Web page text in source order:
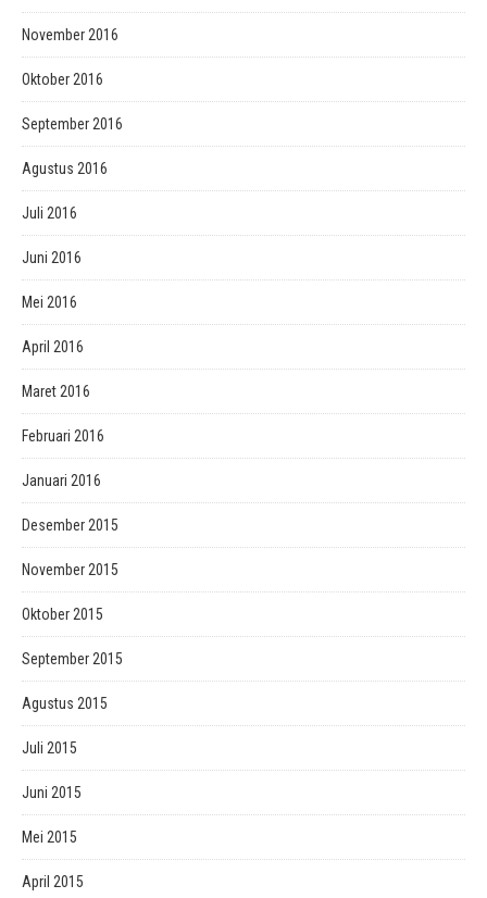
November 2016
Oktober 2016
September 2016
Agustus 2016
Juli 2016
Juni 2016
Mei 2016
April 2016
Maret 2016
Februari 2016
Januari 2016
Desember 2015
November 2015
Oktober 2015
September 2015
Agustus 2015
Juli 2015
Juni 2015
Mei 2015
April 2015